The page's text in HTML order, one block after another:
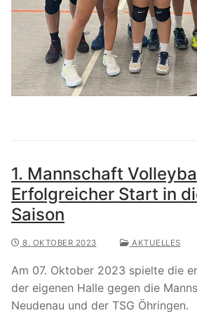
1. Mannschaft
Erfolgreicher Start in
Saison
8. OKTOBER 2023 AKTUELLES
Am 07. Oktober 2023 spielte die
der eigenen Halle gegen die
Neudenau und der TSG Öhringen.